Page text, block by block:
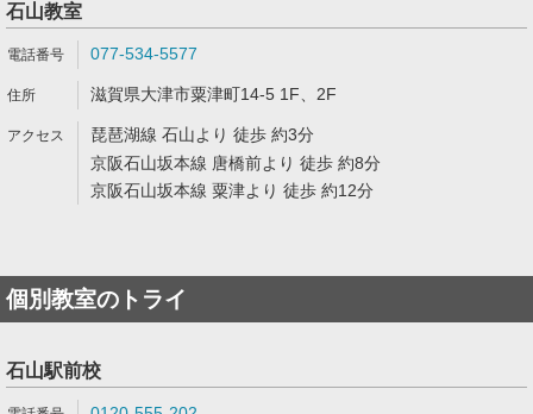
石山教室
077-534-5577
滋賀県大津市粟津町14-5 1F、2F
琵琶湖線 石山より 徒歩 約3分
京阪石山坂本線 唐橋前より 徒歩 約8分
京阪石山坂本線 粟津より 徒歩 約12分
個別教室のトライ
石山駅前校